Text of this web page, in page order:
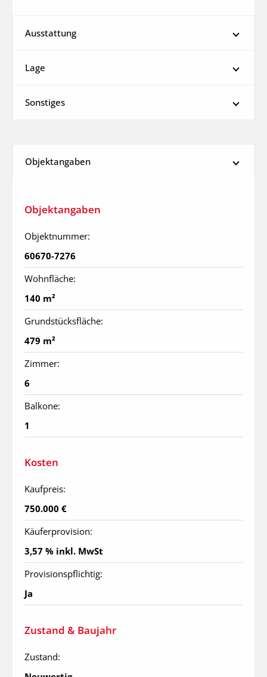
Ausstattung
Lage
Sonstiges
Objektangaben
Objektangaben
Objektnummer:
60670-7276
Wohnfläche:
140 m²
Grundstücksfläche:
479 m²
Zimmer:
6
Balkone:
1
Kosten
Kaufpreis:
750.000 €
Käuferprovision:
3,57 % inkl. MwSt
Provisionspflichtig:
Ja
Zustand & Baujahr
Zustand: